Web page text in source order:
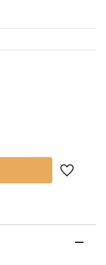
Zu